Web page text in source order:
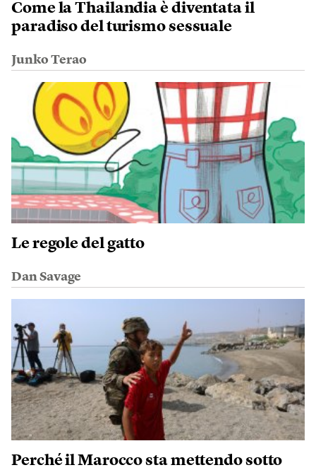
Come la Thailandia è diventata il
paradiso del turismo sessuale
Junko Terao
Le regole del gatto
Dan Savage
Perché il Marocco sta mettendo sotto